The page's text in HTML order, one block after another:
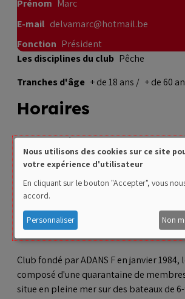
Les disciplines du club Pêche
Tranches d'âge + de 18 ans + de 60
Horaires
Suivant les réservations et conditions
04h - 22h
Présentation
Club fondé par ADANS F en janvier 1984,
composé d'une quarantaine de
situe en pleine mer sur des bateaux de
Prénom Marc
E-mail delvamarc@hotmail.be
Fonction Président
Use
of
personal
data
and
cookies
Nous utilisons des cookies sur ce site
votre expérience d'utilisateur
En cliquant sur le bouton "Accepter", vous
accord.
Personnaliser Non